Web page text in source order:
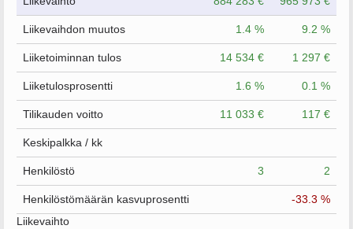
Liikevaihdon muutos 1.4 % 9.2 %
Liiketoiminnan tulos 14 534 € 1 297 €
Liiketulosprosentti 1.6 % 0.1 %
Tilikauden voitto 11 033 € 117 €
Keskipalkka / kk
Henkilöstö 3 2
Henkilöstömäärän kasvuprosentti
-33.3 %
Liikevaihto